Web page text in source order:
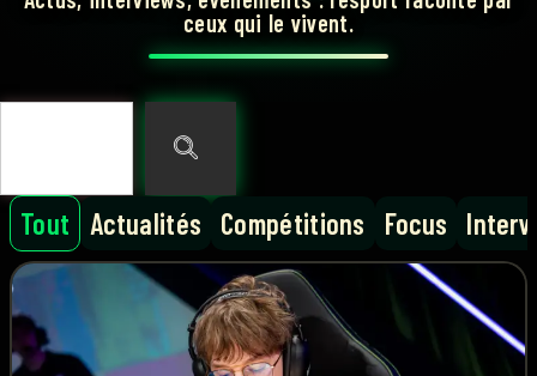
ceux qui le vivent.
Actualités Compétitions Focus
Tout